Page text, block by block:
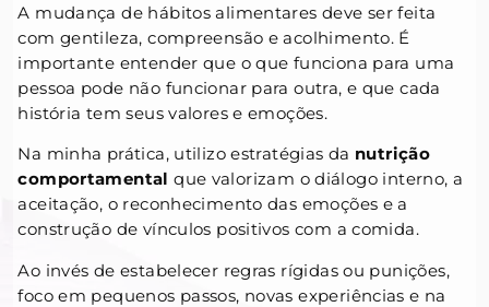
A mudança de hábitos alimentares deve ser feita
com gentileza, compreensão e acolhimento. É
importante entender que o que funciona para uma
pessoa pode não funcionar para outra, e que cada
história tem seus valores e emoções.
Na minha prática, utilizo estratégias da nutrição
comportamental que valorizam o diálogo interno, a
aceitação, o reconhecimento das emoções e a
construção de vínculos positivos com a comida.
Ao invés de estabelecer regras rígidas ou punições,
foco em pequenos passos, novas experiências e na